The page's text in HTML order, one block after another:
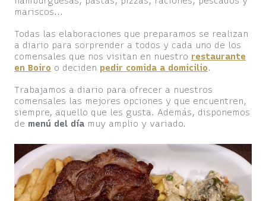
mariscos...
Todas las elaboraciones que preparamos se realizan
a diario para sorprender a todos y cada uno de los
comensales que nos visitan en nuestro restaurante
en Boiro o deciden pedir comida a domicilio.
Trabajamos a diario para ofrecer a nuestros
comensales las mejores opciones y que encuentren,
siempre, aquello que les gusta. Además, disponemos
de menú del día muy amplio y variado.